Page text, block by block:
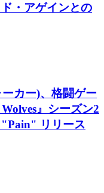
・アゲインとの
カー)、格闘ゲー
』シーズン2
リリース